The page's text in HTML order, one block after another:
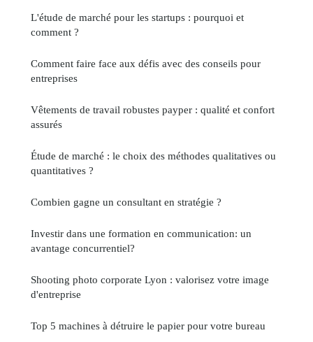
L'étude de marché pour les startups : pourquoi et
comment ?
Comment faire face aux défis avec des conseils pour
entreprises
Vêtements de travail robustes payper : qualité et confort
assurés
Étude de marché : le choix des méthodes qualitatives ou
quantitatives ?
Combien gagne un consultant en stratégie ?
Investir dans une formation en communication: un
avantage concurrentiel?
Shooting photo corporate Lyon : valorisez votre image
d'entreprise
Top 5 machines à détruire le papier pour votre bureau